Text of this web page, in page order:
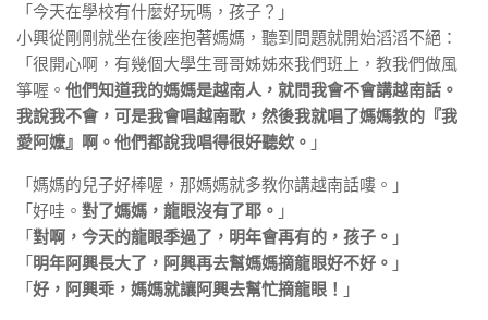
「今天在學校有什麼好玩嗎，孩子？」
小興從剛剛就坐在後座抱著媽媽，聽到問題就開始滔滔不絕：
「很開心啊，有幾個大學生哥哥姊姊來我們班上，教我們做風
箏喔。 他們知道我的媽媽是越南人，就問我會不會講越南話。
我說我不會，可是我會唱越南歌，然後我就唱了媽媽教的『我
愛阿嬤』啊。他們都說我唱得很好聽欸。 」
「媽媽的兒子好棒喔，那媽媽就多教你講越南話嘍。」
「好哇。 對了媽媽，龍眼沒有了耶。 」
「 對啊，今天的龍眼季過了，明年會再有的，孩子。 」
「 明年阿興長大了，阿興再去幫媽媽摘龍眼好不好。 」
「 好，阿興乖，媽媽就讓阿興去幫忙摘龍眼！ 」